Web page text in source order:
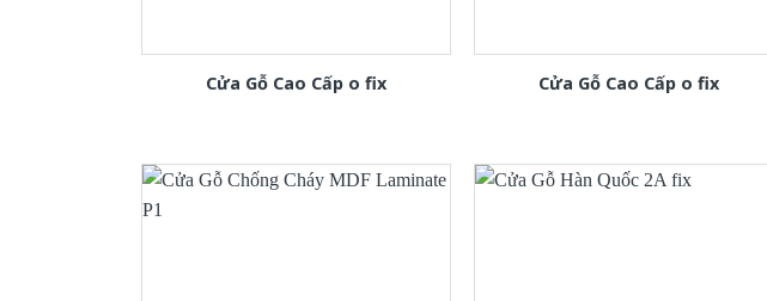
Cửa Gỗ Cao Cấp o fix Cửa Gỗ Cao Cấp o fix